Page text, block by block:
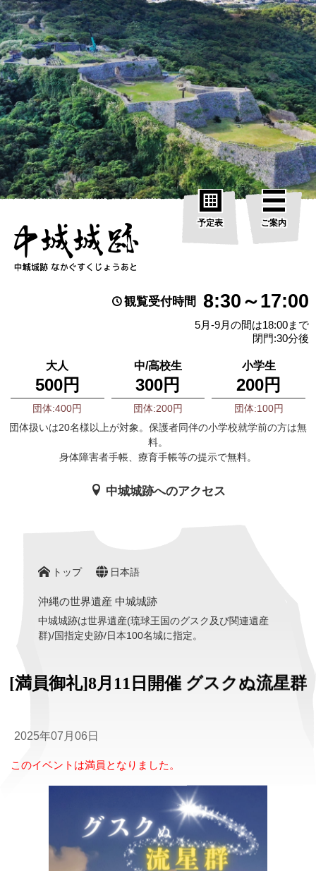
予定表 ご案内
観覧受付時間 8:30～17:00
5月-9月の間は18:00まで
閉門:30分後
大人
500円
団体:400円
中/高校生
300円
団体:200円
小学生
200円
団体:100円
団体扱いは20名様以上が対象。保護者同伴の小学校就学前の方は無
料。
身体障害者手帳、療育手帳等の提示で無料。
中城城跡へのアクセス
トップ 日本語
沖縄の世界遺産 中城城跡
中城城跡は世界遺産(琉球王国のグスク及び関連遺産
群)/国指定史跡/日本100名城に指定。
[満員御礼]8月11日開催 グスクぬ流星群
2025年07月06日
このイベントは満員となりました。